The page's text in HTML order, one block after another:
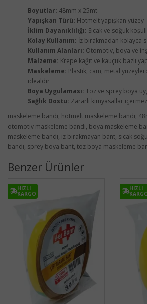
Boyutlar: 48mm x 25mt
Yapışkan Türü: Hotmelt yapışkan yüzey
İklim Dayanıklılığı: Sıcak ve soğuk
Kolay Kullanım: İz bırakmadan kolayca
Kullanım Alanları: Otomotiv, boya ve
Malzeme: Krepe kağıt ve kauçuk bazlı
Maskeleme: Plastik, cam, metal
idealdir
Boya Uygulaması: Toz ve sprey boya
Sağlık Dostu: Zararlı kimyasallar içermez
maskeleme bandı, hotmelt maskeleme bandı,
otomotiv maskeleme bandı, boya maskeleme
maskeleme bandı, iz bırakmayan bant, sıcak
bandı, sprey boya bant, toz boya maskeleme
Benzer Ürünler
HIZLI
KARGO
HIZLI